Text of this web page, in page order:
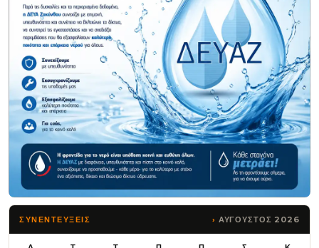
ΣΥΝΕΝΤΕΥΞΕΙΣ ΑΥΓΟΥΣΤΟΣ 2026